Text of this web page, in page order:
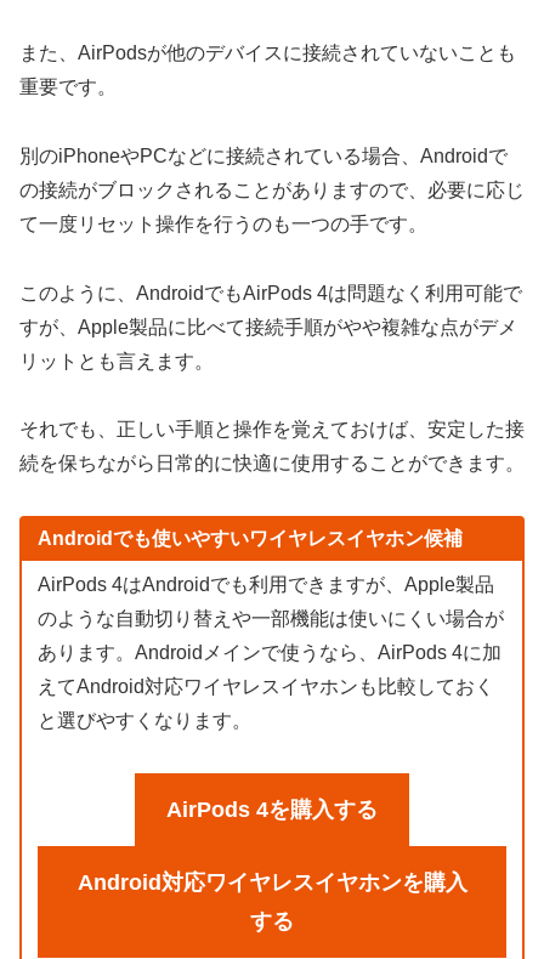
また、AirPodsが他のデバイスに接続されていないことも
重要です。
別のiPhoneやPCなどに接続されている場合、Androidで
の接続がブロックされることがありますので、必要に応じ
て一度リセット操作を行うのも一つの手です。
このように、AndroidでもAirPods 4は問題なく利用可能で
すが、Apple製品に比べて接続手順がやや複雑な点がデメ
リットとも言えます。
それでも、正しい手順と操作を覚えておけば、安定した接
続を保ちながら日常的に快適に使用することができます。
Androidでも使いやすいワイヤレスイヤホン候補
AirPods 4はAndroidでも利用できますが、Apple製品
のような自動切り替えや一部機能は使いにくい場合が
あります。Androidメインで使うなら、AirPods 4に加
えてAndroid対応ワイヤレスイヤホンも比較しておく
と選びやすくなります。
AirPods 4を購入する
Android対応ワイヤレスイヤホンを購入
する